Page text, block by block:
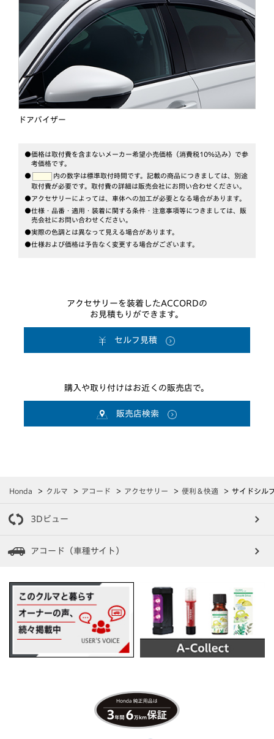
ドアバイザー
●価格は取付費を含まないメーカー希望小売価格（消費税10％込み）で参
考価格です。
●
内の数字は標準取付時間です。記載の商品につきましては、別途
取付費が必要です。 取付費の詳細は販売会社にお問い合わせください。
●アクセサリーによっては、車体への加工が必要となる場合があります。
●仕様・品番・適用・装着に関する条件・注意事項等につきましては、販
売会社にお問い合わせください。
●実際の色調とは異なって見える場合があります。
●仕様および価格は予告なく変更する場合がございます。
アクセサリーを装着したACCORDの
お見積もりができます。
セルフ見積
購入や取り付けはお近くの販売店で。
販売店検索
Honda クルマ アコード アクセサリー 便利＆快適 サイドシル
3Dビュー
アコード（車種サイト）